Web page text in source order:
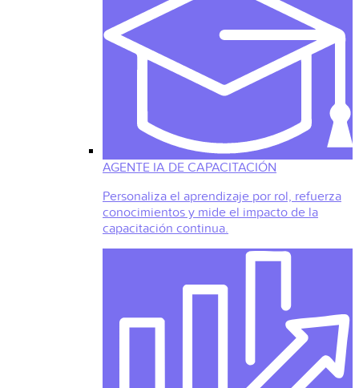
AGENTE IA DE CAPACITACIÓN
Personaliza el aprendizaje por rol, refuerza
conocimientos y mide el impacto de la
capacitación continua.